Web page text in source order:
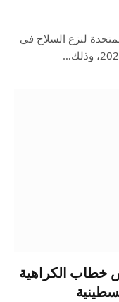
لنزع السلاح في
خطاب الكراهية